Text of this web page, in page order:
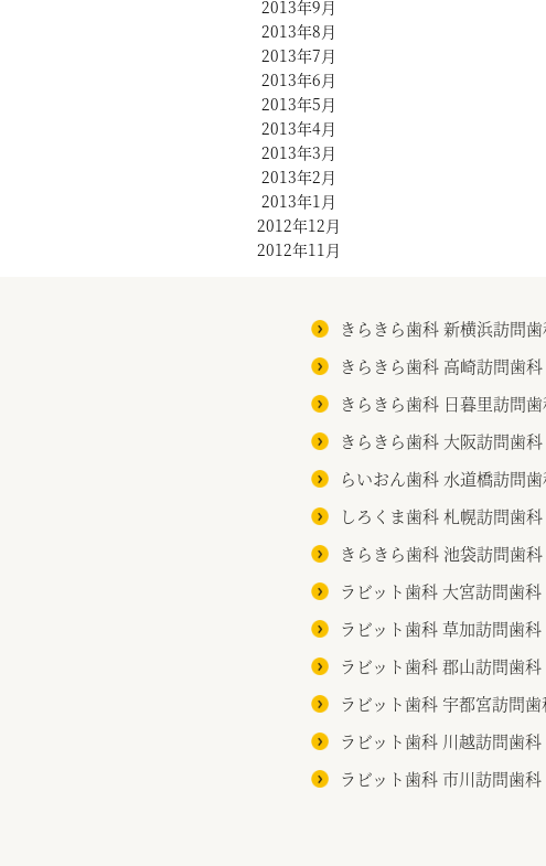
2013年9月
2013年8月
2013年7月
2013年6月
2013年5月
2013年4月
2013年3月
2013年2月
2013年1月
2012年12月
2012年11月
きらきら歯科 新横浜訪問
きらきら歯科 高崎訪問歯科
きらきら歯科 日暮里訪問
きらきら歯科 大阪訪問歯科
らいおん歯科 水道橋訪問
しろくま歯科 札幌訪問歯科
きらきら歯科 池袋訪問歯科
ラビット歯科 大宮訪問歯科
ラビット歯科 草加訪問歯科
ラビット歯科 郡山訪問歯科
ラビット歯科 宇都宮訪問歯
ラビット歯科 川越訪問歯科
ラビット歯科 市川訪問歯科